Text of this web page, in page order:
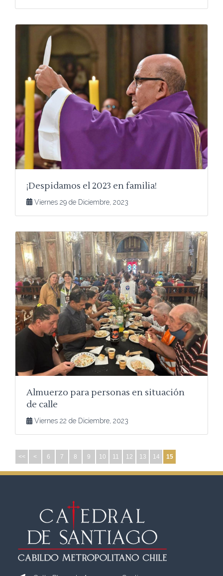
¡Despidamos el 2023 en familia!
Viernes 29 de Diciembre, 2023
Almuerzo para personas en situación
de calle
Viernes 22 de Diciembre, 2023
<< < 6 7 8 9 10 11 12 13 14 15